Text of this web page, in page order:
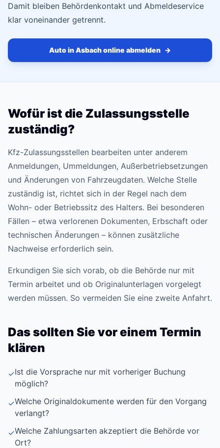
Damit bleiben Behördenkontakt und Abmeldeservice
klar voneinander getrennt.
Auto in Asbach online abmelden →
Wofür ist die Zulassungsstelle
zuständig?
Kfz-Zulassungsstellen bearbeiten unter anderem
Anmeldungen, Ummeldungen, Außerbetriebsetzungen
und Änderungen von Fahrzeugdaten. Welche Stelle
zuständig ist, richtet sich in der Regel nach dem
Wohn- oder Betriebssitz des Halters. Bei besonderen
Fällen – etwa verlorenen Dokumenten, Erbschaft oder
technischen Änderungen – können zusätzliche
Nachweise erforderlich sein.
Erkundigen Sie sich vorab, ob die Behörde nur mit
Termin arbeitet und ob Originalunterlagen vorgelegt
werden müssen. So vermeiden Sie eine zweite Anfahrt.
Das sollten Sie vor einem Termin
klären
✓Ist die Vorsprache nur mit vorheriger Buchung
möglich?
✓Welche Originaldokumente werden für den Vorgang
verlangt?
✓Welche Zahlungsarten akzeptiert die Behörde vor
Ort?